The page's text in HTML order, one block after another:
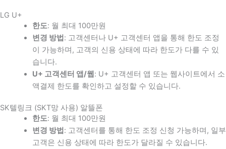
LG U+
한도: 월 최대 100만원
변경 방법 : 고객센터나 U+ 고객센터 앱을 통해 한도 조정
이 가능하며, 고객의 신용 상태에 따라 한도가 다를 수 있
습니다.
U+ 고객센터 앱/웹 : U+ 고객센터 앱 또는 웹사이트에서 소
액결제 한도를 확인하고 설정할 수 있습니다.
SK텔링크 (SKT망 사용) 알뜰폰
한도: 월 최대 100만원
변경 방법 : 고객센터를 통해 한도 조정 신청 가능하며, 일부
고객은 신용 상태에 따라 한도가 달라질 수 있습니다.